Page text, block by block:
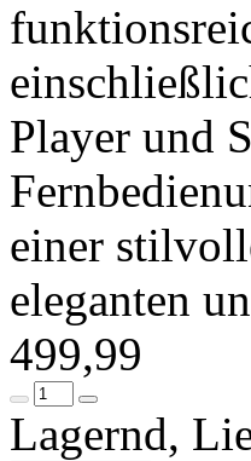
Player und
einer
eleganten
499,99
Lagernd,